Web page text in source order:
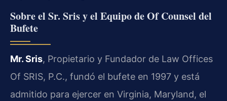
Sobre el Sr. Sris y el Equipo de Of Counsel del
Bufete
Mr. Sris, Propietario y Fundador de Law Offices
Of SRIS, P.C., fundó el bufete en 1997 y está
admitido para ejercer en Virginia, Maryland, el